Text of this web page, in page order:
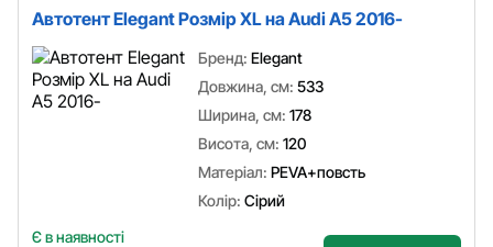
Автотент Elegant Розмір XL на Audi A5 2016-
Бренд: Elegant
Довжина, см: 533
Ширина, см: 178
Висота, см: 120
Матеріал: PEVA+повсть
Колір: Сірий
Є в наявності